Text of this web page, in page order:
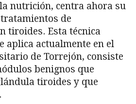
nutrición, centra ahora su
de
tiroides. Esta técnica
aplica actualmente en el
de Torrejón, consiste
benignos que
tiroides y que